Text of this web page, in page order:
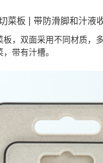
菜板 | 带防滑脚和汁液收
板，双面采用不同材质，
带有汁槽。